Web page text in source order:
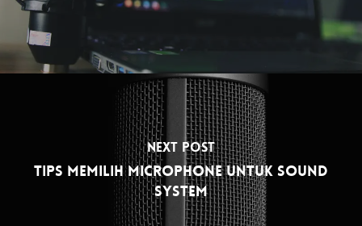
Next Post
Tips Memilih Microphone Untuk Sound
System